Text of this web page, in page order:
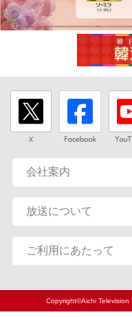
会社案内
放送について
ご利用にあたって
Copyright©Aichi Television